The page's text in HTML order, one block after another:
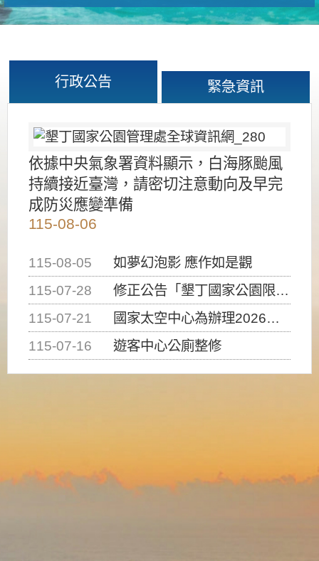
行政公告 緊急資訊
依據中央氣象署資料顯示，白海豚颱風
持續接近臺灣，請密切注意動向及早完
成防災應變準備
115-08-06
115-08-05
如夢幻泡影 應作如是觀
115-07-28
修正公告「墾丁國家公園限制水域遊憩活動之種類、範圍、時間及行為」，自即日生效。
115-07-21
國家太空中心為辦理2026台灣盃火箭競賽，陸、海、空域警戒及協調相關事宜，因颱風備案事宜
115-07-16
遊客中心公廁整修